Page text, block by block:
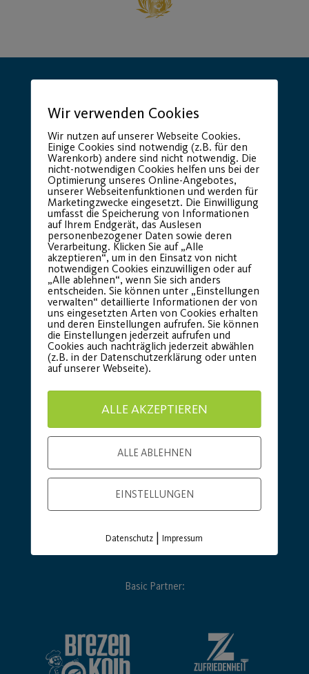
Hauptsponsor Generalausrüster
Premium Partner:
Basic Partner:
Wir verwenden Cookies
Wir nutzen auf unserer Webseite Cookies.
Einige Cookies sind notwendig (z.B. für den
Warenkorb) andere sind nicht notwendig. Die
nicht-notwendigen Cookies helfen uns bei der
Optimierung unseres Online-Angebotes,
unserer Webseitenfunktionen und werden für
Marketingzwecke eingesetzt. Die Einwilligung
umfasst die Speicherung von Informationen
auf Ihrem Endgerät, das Auslesen
personenbezogener Daten sowie deren
Verarbeitung. Klicken Sie auf „Alle
akzeptieren“, um in den Einsatz von nicht
notwendigen Cookies einzuwilligen oder auf
„Alle ablehnen“, wenn Sie sich anders
entscheiden. Sie können unter „Einstellungen
verwalten“ detaillierte Informationen der von
uns eingesetzten Arten von Cookies erhalten
und deren Einstellungen aufrufen. Sie können
die Einstellungen jederzeit aufrufen und
Cookies auch nachträglich jederzeit abwählen
(z.B. in der Datenschutzerklärung oder unten
auf unserer Webseite).
ALLE AKZEPTIEREN
ALLE ABLEHNEN
EINSTELLUNGEN
Datenschutz |Impressum